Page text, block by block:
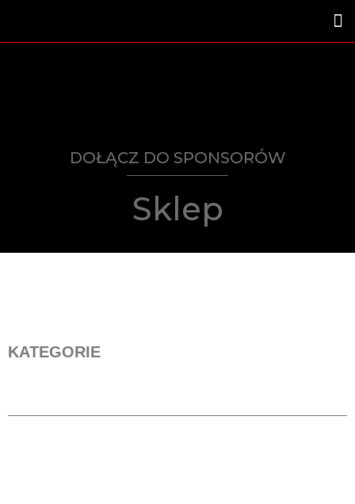
DOŁĄCZ DO SPONSORÓW
Sklep
KATEGORIE